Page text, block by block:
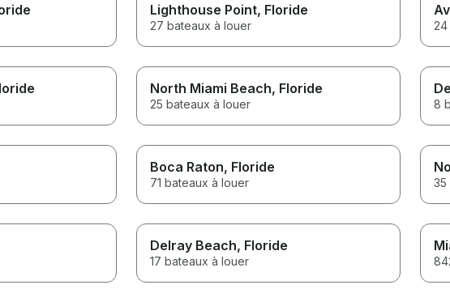
Lighthouse Point, Floride
27 bateaux à louer
North Miami Beach, Floride
25 bateaux à louer 8
Boca Raton, Floride
71 bateaux à louer 35
Delray Beach, Floride
17 bateaux à louer